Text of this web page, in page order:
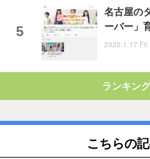
名古屋の
ーバー」
2020.1.17 Fri
ランキン
こちらの